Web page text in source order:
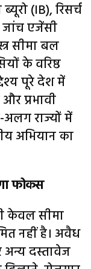
(IB), रिसर्च
जांच एजेंसी
सीमा बल
के वरिष्ठ
पूरे देश में
प्रभावी
राज्यों में
अभियान का
फोकस
केवल सीमा
नहीं है। अवैध
अन्य दस्तावेज